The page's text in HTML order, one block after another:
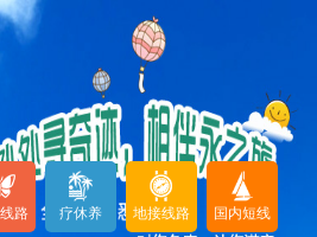
路 疗休养 地接线路 国内短线